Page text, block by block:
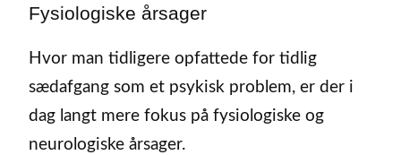
Fysiologiske årsager
Hvor man tidligere opfattede for tidlig
sædafgang som et psykisk problem, er der i
dag langt mere fokus på fysiologiske og
neurologiske årsager.